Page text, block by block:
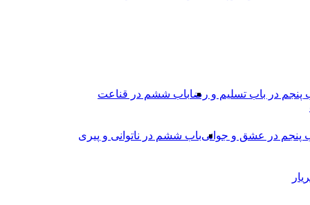
پنجم در باب تسلیم و رضاباب ششم در قناعت
پنجم در عشق و جوانىباب ششم در ناتوانى و پیرى